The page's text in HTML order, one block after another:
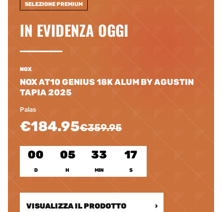
SELEZIONE PREMIUM
IN EVIDENZA OGGI
NOX
NOX AT10 GENIUS 18K ALUM BY AGUSTIN
TAPIA 2025
Palas
€184.95€359.95
00
D
05
H
33
MIN
15
S
VISUALIZZA IL PRODOTTO ›